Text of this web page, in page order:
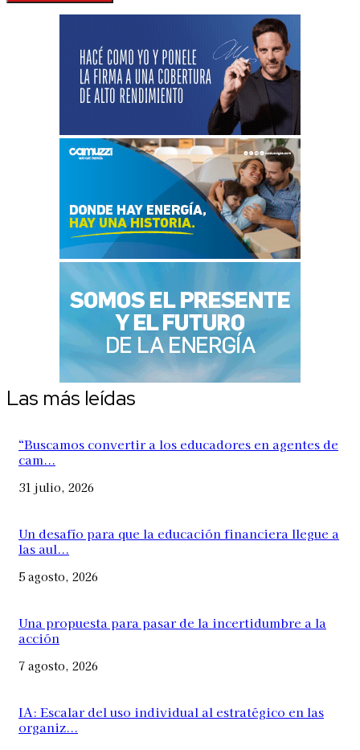
Las más leídas
“Buscamos convertir a los educadores en agentes de
cam...
31 julio, 2026
Un desafío para que la educación financiera llegue a
las aul...
5 agosto, 2026
Una propuesta para pasar de la incertidumbre a la
acción
7 agosto, 2026
IA: Escalar del uso individual al estratégico en las
organiz...